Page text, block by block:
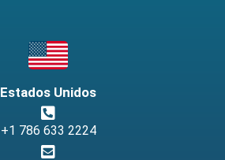
Estados Unidos
+1 786 633 2224